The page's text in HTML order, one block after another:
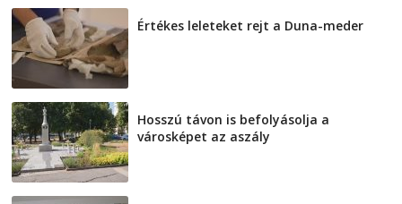
Értékes leleteket rejt a Duna-meder
Hosszú távon is befolyásolja a
városképet az aszály